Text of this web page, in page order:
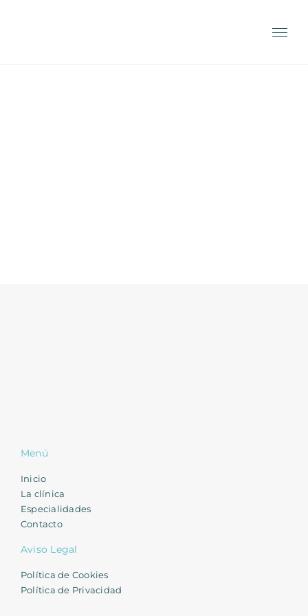
Menú
Inicio
La clínica
Especialidades
Contacto
Aviso Legal
Política de Cookies
Política de Privacidad